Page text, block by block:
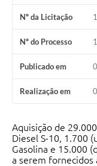
Nº da Licitação
Nº do Processo
Publicado em
Realização em
Aquisição de
Diesel S-10, 1.700
Gasolina e 15.000
a serem fornecidos